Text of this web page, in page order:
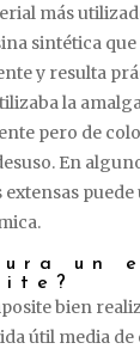
más
sintética que
y resulta
la
pero de
En
un
bien
útil media de